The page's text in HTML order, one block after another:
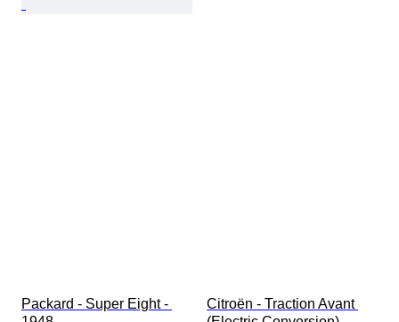
Packard - Super Eight -
Citroën - Traction Avant